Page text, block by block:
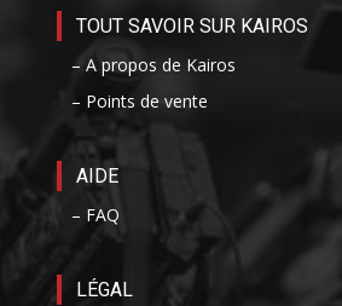
TOUT SAVOIR SUR KAIROS
– A propos de Kairos
– Points de vente
AIDE
– FAQ
LÉGAL